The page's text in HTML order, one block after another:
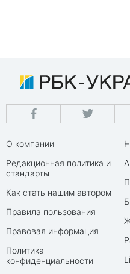
О компании
Редакционная политика и
стандарты
Как стать нашим автором
Правила пользования
Правовая информация
Политика
конфиденциальности